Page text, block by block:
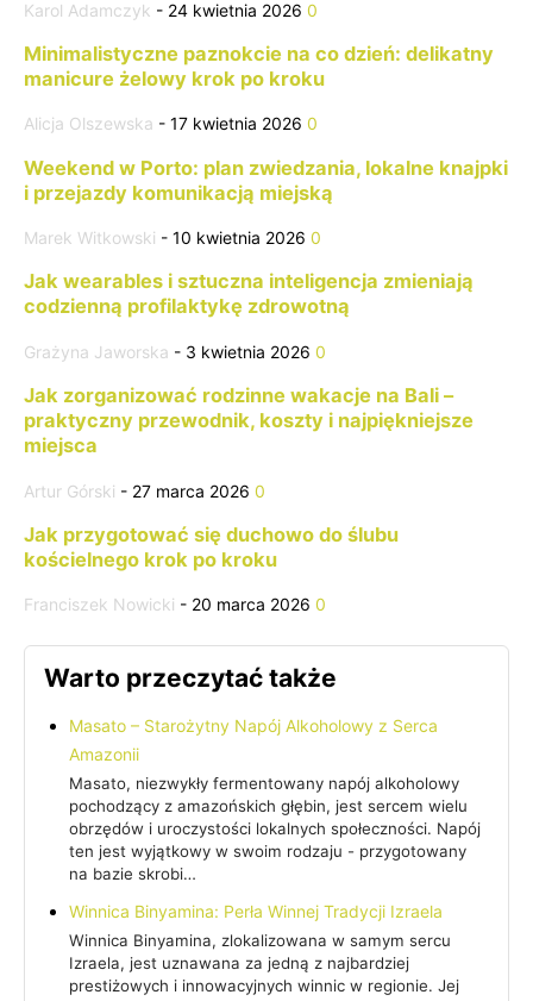
Karol Adamczyk - 24 kwietnia 2026 0
Minimalistyczne paznokcie na co dzień: delikatny
manicure żelowy krok po kroku
Alicja Olszewska - 17 kwietnia 2026 0
Weekend w Porto: plan zwiedzania, lokalne knajpki
i przejazdy komunikacją miejską
Marek Witkowski - 10 kwietnia 2026 0
Jak wearables i sztuczna inteligencja zmieniają
codzienną profilaktykę zdrowotną
Grażyna Jaworska - 3 kwietnia 2026 0
Jak zorganizować rodzinne wakacje na Bali –
praktyczny przewodnik, koszty i najpiękniejsze
miejsca
Artur Górski - 27 marca 2026 0
Jak przygotować się duchowo do ślubu
kościelnego krok po kroku
Franciszek Nowicki - 20 marca 2026 0
Warto przeczytać także
Masato – Starożytny Napój Alkoholowy z Serca
Amazonii
Masato, niezwykły fermentowany napój alkoholowy
pochodzący z amazońskich głębin, jest sercem wielu
obrzędów i uroczystości lokalnych społeczności. Napój
ten jest wyjątkowy w swoim rodzaju - przygotowany
na bazie skrobi…
Winnica Binyamina: Perła Winnej Tradycji Izraela
Winnica Binyamina, zlokalizowana w samym sercu
Izraela, jest uznawana za jedną z najbardziej
prestiżowych i innowacyjnych winnic w regionie. Jej